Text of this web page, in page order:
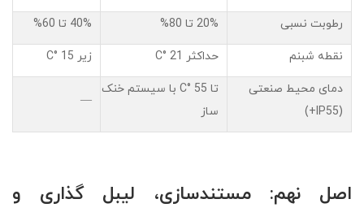
رطوبت نسبی 20% تا 80% 40% تا 60%
نقطه شبنم حداکثر 21 °C زیر 15 °C
دمای محیط صنعتی
(IP55+)
تا 55 °C با سیستم خنک
ساز
—
اصل نهم: مستندسازی، لیبل گذاری و